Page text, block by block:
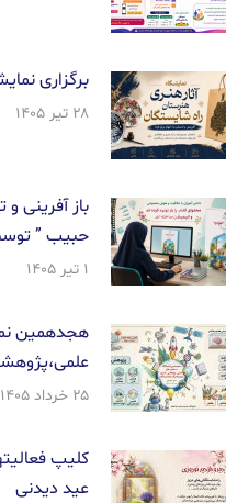
برگزاری
۲۸ تیر ۱۴۰۵
باز آفرینی
حبیب ”
۱ تیر ۱۴۰۵
هجدهمین
۲۵ خرداد ۱۴۰۵
کلیپ
عید دیدنی